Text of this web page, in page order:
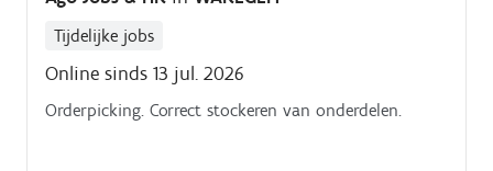
Tijdelijke jobs
Online sinds 13 jul. 2026
Orderpicking. Correct stockeren van onderdelen.